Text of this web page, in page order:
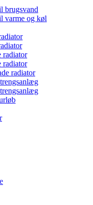
brugsvand
varme og køl
radiator
radiator
radiator